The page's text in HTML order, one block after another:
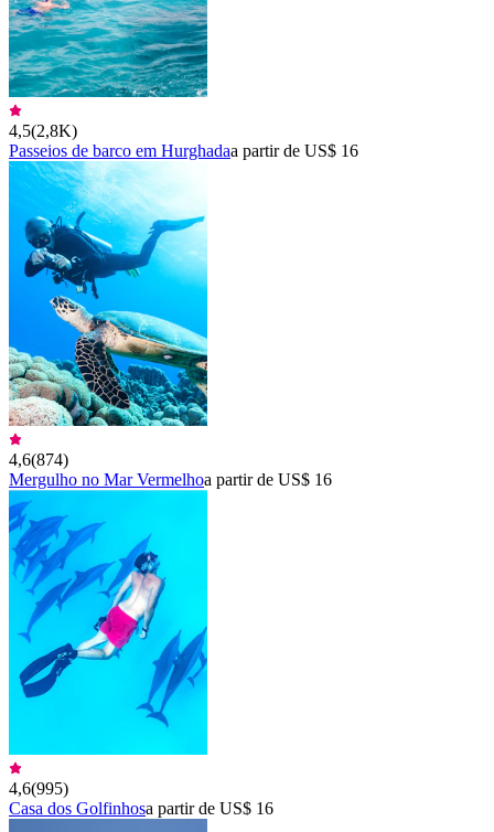
4,5(2,8K)
Passeios de barco em Hurghadaa partir de US$ 16
4,6(874)
Mergulho no Mar Vermelhoa partir de US$ 16
4,6(995)
Casa dos Golfinhosa partir de US$ 16